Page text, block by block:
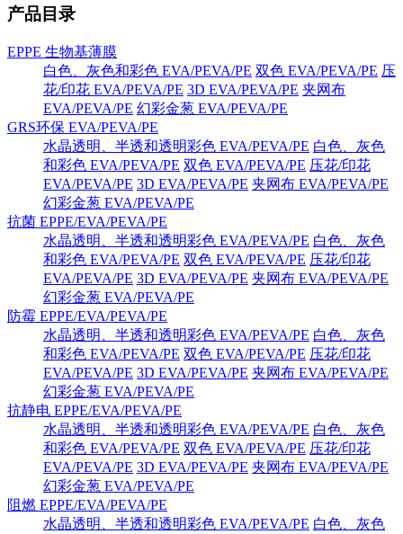
产品目录
EPPE 生物基薄膜
白色、灰色和彩色 EVA/PEVA/PE 双色 EVA/PEVA/PE 压
花/印花 EVA/PEVA/PE 3D EVA/PEVA/PE 夹网布
EVA/PEVA/PE 幻彩金葱 EVA/PEVA/PE
GRS环保 EVA/PEVA/PE
水晶透明、半透和透明彩色 EVA/PEVA/PE 白色、灰色
和彩色 EVA/PEVA/PE 双色 EVA/PEVA/PE 压花/印花
EVA/PEVA/PE 3D EVA/PEVA/PE 夹网布 EVA/PEVA/PE
幻彩金葱 EVA/PEVA/PE
抗菌 EPPE/EVA/PEVA/PE
水晶透明、半透和透明彩色 EVA/PEVA/PE 白色、灰色
和彩色 EVA/PEVA/PE 双色 EVA/PEVA/PE 压花/印花
EVA/PEVA/PE 3D EVA/PEVA/PE 夹网布 EVA/PEVA/PE
幻彩金葱 EVA/PEVA/PE
防霉 EPPE/EVA/PEVA/PE
水晶透明、半透和透明彩色 EVA/PEVA/PE 白色、灰色
和彩色 EVA/PEVA/PE 双色 EVA/PEVA/PE 压花/印花
EVA/PEVA/PE 3D EVA/PEVA/PE 夹网布 EVA/PEVA/PE
幻彩金葱 EVA/PEVA/PE
抗静电 EPPE/EVA/PEVA/PE
水晶透明、半透和透明彩色 EVA/PEVA/PE 白色、灰色
和彩色 EVA/PEVA/PE 双色 EVA/PEVA/PE 压花/印花
EVA/PEVA/PE 3D EVA/PEVA/PE 夹网布 EVA/PEVA/PE
幻彩金葱 EVA/PEVA/PE
阻燃 EPPE/EVA/PEVA/PE
水晶透明、半透和透明彩色 EVA/PEVA/PE 白色、灰色